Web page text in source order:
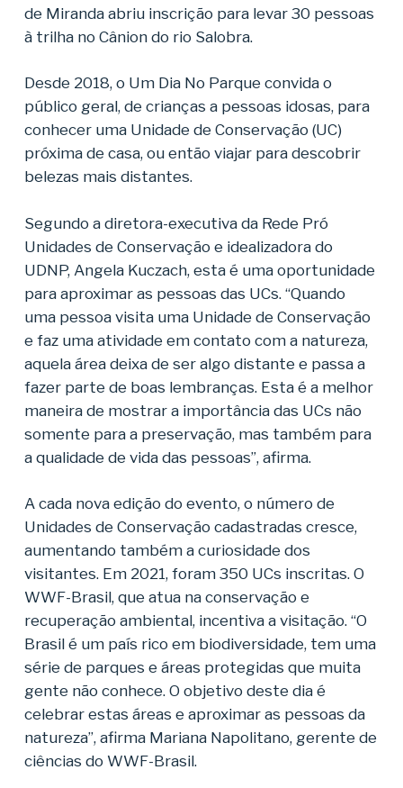
de Miranda abriu inscrição para levar 30 pessoas
à trilha no Cânion do rio Salobra.
Desde 2018, o Um Dia No Parque convida o
público geral, de crianças a pessoas idosas, para
conhecer uma Unidade de Conservação (UC)
próxima de casa, ou então viajar para descobrir
belezas mais distantes.
Segundo a diretora-executiva da Rede Pró
Unidades de Conservação e idealizadora do
UDNP, Angela Kuczach, esta é uma oportunidade
para aproximar as pessoas das UCs. “Quando
uma pessoa visita uma Unidade de Conservação
e faz uma atividade em contato com a natureza,
aquela área deixa de ser algo distante e passa a
fazer parte de boas lembranças. Esta é a melhor
maneira de mostrar a importância das UCs não
somente para a preservação, mas também para
a qualidade de vida das pessoas”, afirma.
A cada nova edição do evento, o número de
Unidades de Conservação cadastradas cresce,
aumentando também a curiosidade dos
visitantes. Em 2021, foram 350 UCs inscritas. O
WWF-Brasil, que atua na conservação e
recuperação ambiental, incentiva a visitação. “O
Brasil é um país rico em biodiversidade, tem uma
série de parques e áreas protegidas que muita
gente não conhece. O objetivo deste dia é
celebrar estas áreas e aproximar as pessoas da
natureza”, afirma Mariana Napolitano, gerente de
ciências do WWF-Brasil.